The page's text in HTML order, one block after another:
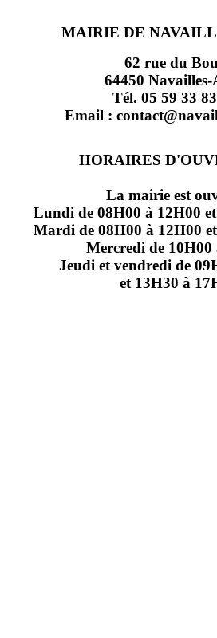
MAIRIE DE
62 rue du
64450 Navailles-
Tél. 05 59 33
Email :
HORAIRES
La mairie est
Lundi de 08H00 à 12H00
Mardi de 08H00 à 12H00
Mercredi de 10H00
Jeudi et vendredi de
et 13H30 à